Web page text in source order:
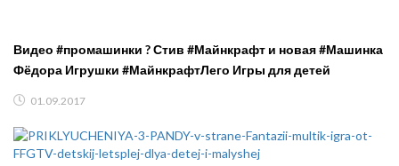
Видео #промашинки ? Стив #Майнкрафт и новая #Машинка
Фёдора Игрушки #МайнкрафтЛего Игры для детей
01.09.2017